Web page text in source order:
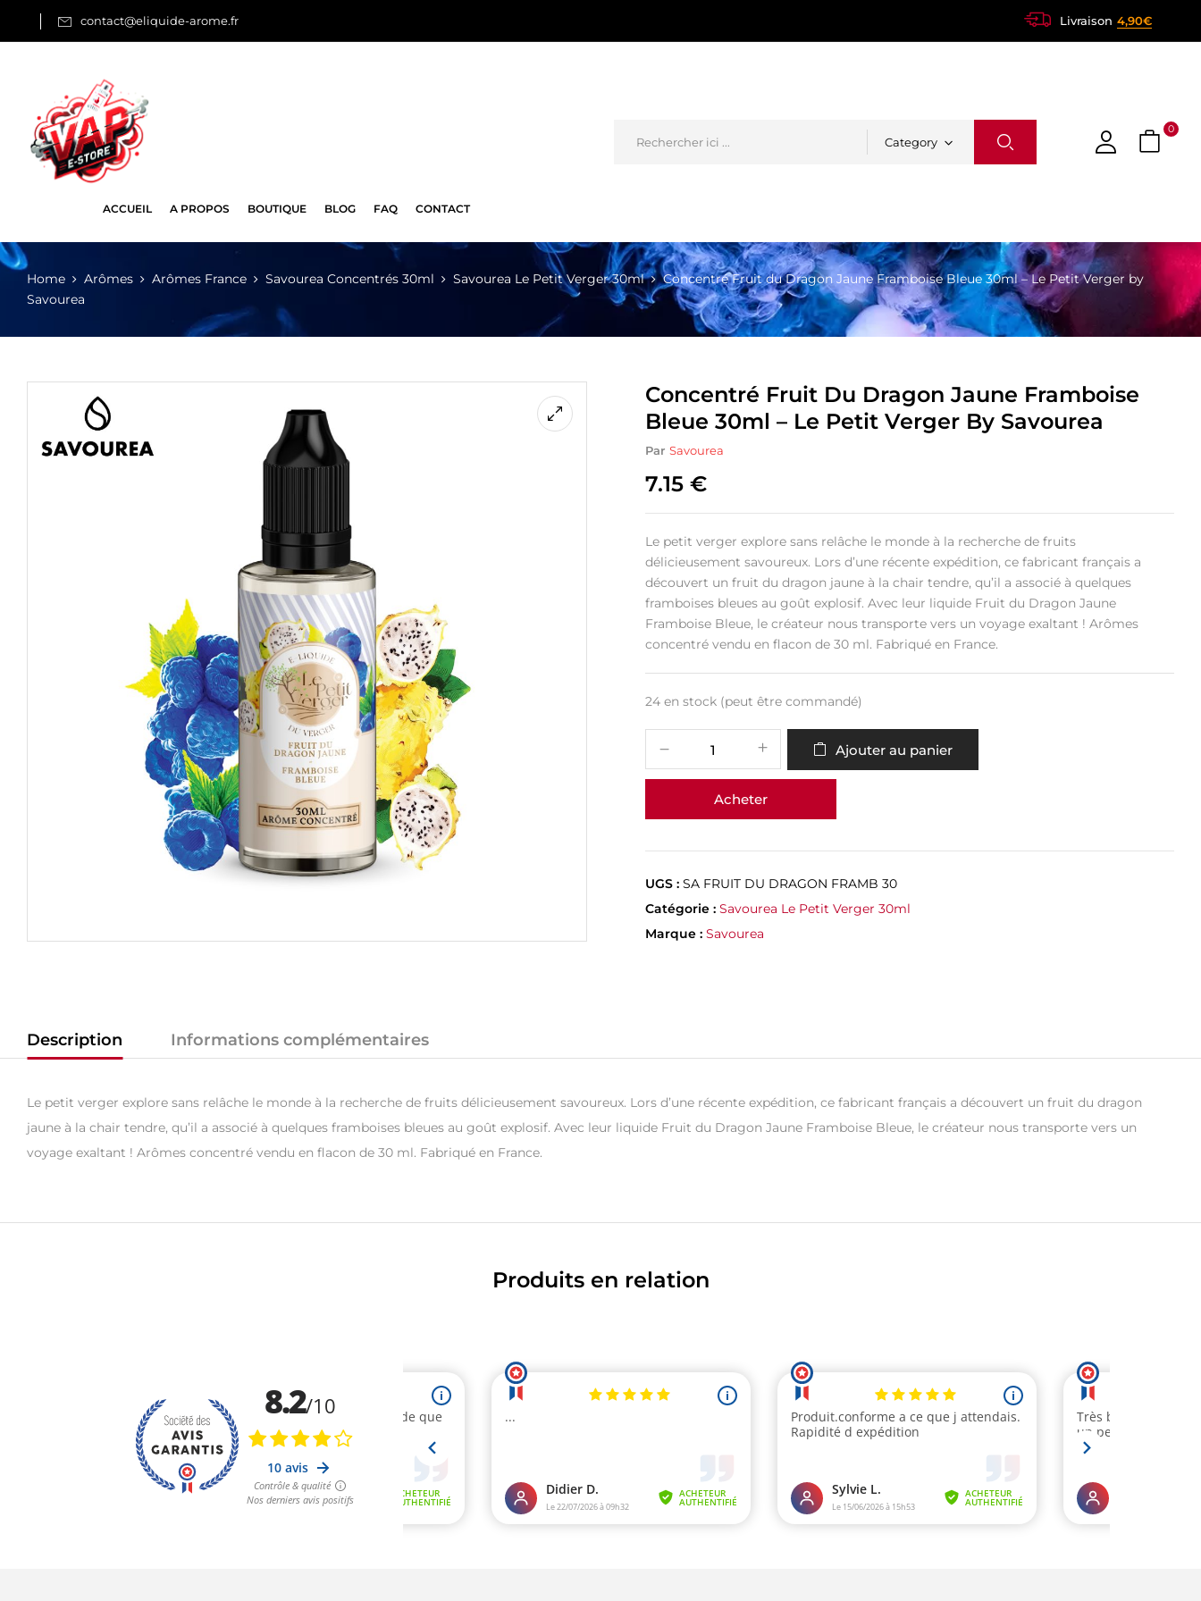
contact@eliquide-arome.fr Livraison 4,90€
ACCUEIL A PROPOS BOUTIQUE BLOG FAQ CONTACT
Category
0
Home Arômes Arômes France Savourea Concentrés 30ml Savourea Le Petit Verger 30ml
Concentré Fruit du Dragon Jaune Framboise Bleue 30ml – Le Petit Verger by
Savourea
Concentré Fruit Du Dragon Jaune Framboise
Bleue 30ml – Le Petit Verger By Savourea
Par Savourea
7.15 €
Le petit verger explore sans relâche le monde à la recherche de fruits
délicieusement savoureux. Lors d’une récente expédition, ce fabricant français a
découvert un fruit du dragon jaune à la chair tendre, qu’il a associé à quelques
framboises bleues au goût explosif. Avec leur liquide Fruit du Dragon Jaune
Framboise Bleue, le créateur nous transporte vers un voyage exaltant ! Arômes
concentré vendu en flacon de 30 ml. Fabriqué en France.
24 en stock (peut être commandé)
Ajouter au panier
Acheter
UGS : SA FRUIT DU DRAGON FRAMB 30
Catégorie : Savourea Le Petit Verger 30ml
Marque : Savourea
Description Informations complémentaires
Le petit verger explore sans relâche le monde à la recherche de fruits délicieusement savoureux. Lors d’une récente expédition, ce fabricant français a découvert un fruit du dragon
jaune à la chair tendre, qu’il a associé à quelques framboises bleues au goût explosif. Avec leur liquide Fruit du Dragon Jaune Framboise Bleue, le créateur nous transporte vers un
voyage exaltant ! Arômes concentré vendu en flacon de 30 ml. Fabriqué en France.
Produits en relation